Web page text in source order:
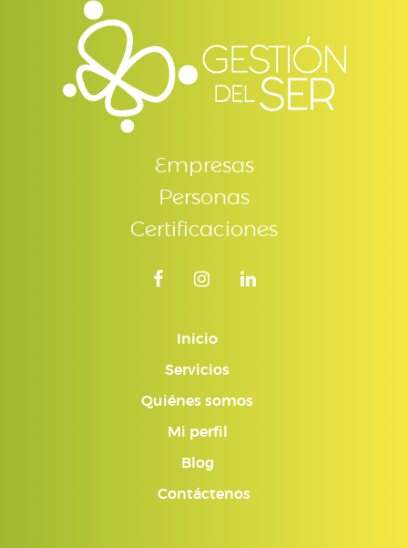
Empresas
Personas
Certificaciones
Inicio
Servicios
Quiénes somos
Mi perfil
Blog
Contáctenos